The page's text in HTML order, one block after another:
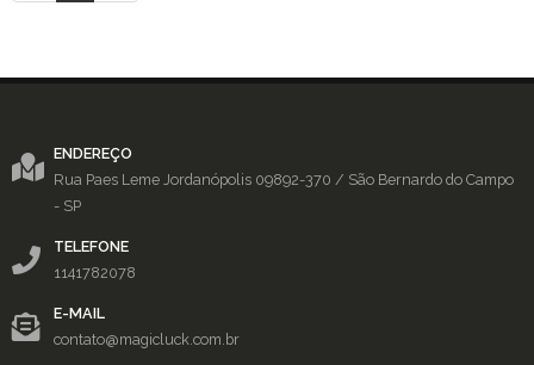
ENDEREÇO
Rua Paes Leme Jordanópolis 09892-370 / São Bernardo do Campo
- SP
TELEFONE
1141782078
E-MAIL
contato@magicluck.com.br